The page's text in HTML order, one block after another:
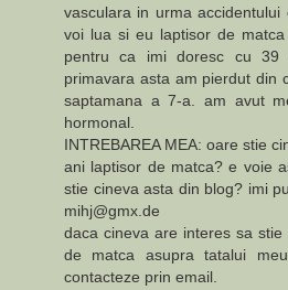
vasculara in urma
voi lua si eu laptisor de
pentru ca imi doresc cu
primavara asta am pierdut din
saptamana a 7-a. am avut
hormonal.
INTREBAREA MEA: oare stie
ani laptisor de matca? e voie
stie cineva asta din blog? imi
mihj@gmx.de
daca cineva are interes sa
de matca asupra tatalui
contacteze prin email.